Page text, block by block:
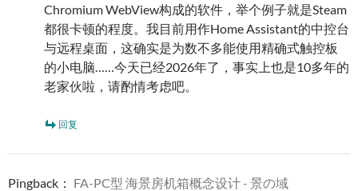
Chromium WebView构成的软件，举个例子就是Steam
都很卡顿的程度。我目前用作Home Assistant的中控台
与远程桌面，这确实是为数不多能使用精确式触控板
的小电脑……今天已经2026年了，事实上也是10多年的
老家伙啦，请酌情考虑吧。
回复
Pingback： FA-PC型 海景房机箱概念设计 - 景の域